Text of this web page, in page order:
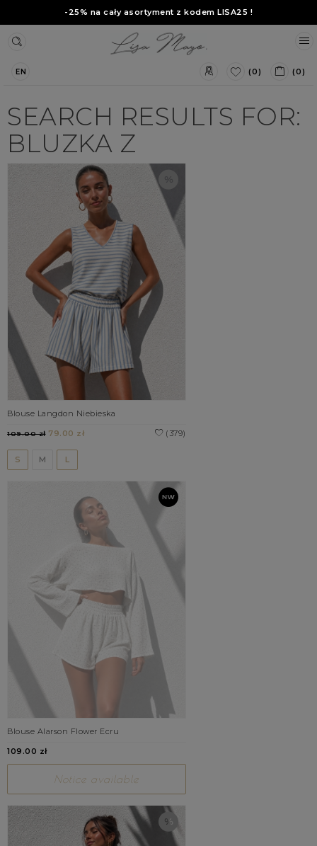
-25% na cały asortyment z kodem LISA25 !
EN (0) (0)
SEARCH RESULTS FOR:
BLUZKA Z
Blouse Langdon Niebieska
(379)
109.00 zł79.00 zł
S M L
Blouse Alarson Flower Ecru
109.00 zł
Notice available